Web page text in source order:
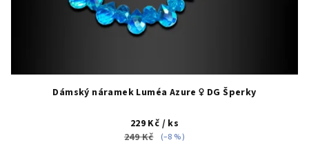
Dámský náramek Luméa Azure ♀️ DG Šperky
229 Kč / ks
249 Kč
(–8 %)